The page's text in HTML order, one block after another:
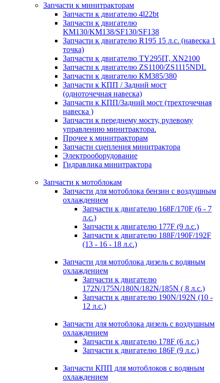
Запчасти к минитракторам
Запчасти к двигателю 4l22bt
Запчасти к двигателю
KM130/KM138/SF130/SF138
Запчасти к двигателю R195 15 л.с. (навеска 1
точка)
Запчасти к двигателю TY295IT, XN2100
Запчасти к двигателю ZS1100/ZS1115NDL
Запчасти к двигателю КМ385/380
Запчасти к КПП / Задний мост
(одноточечная навеска)
Запчасти к КПП/Задний мост (трехточечная
навеска )
Запчасти к переднему мосту, рулевому
управлению минитрактора.
Прочее к минитракторам
Запчасти сцепления минитрактора
Электрооборудование
Гидравлика минитрактора
Запчасти к мотоблокам
Запчасти для мотоблока бензин с воздушным
охлаждением
Запчасти к двигателю 168F/170F (6 - 7
л.с.)
Запчасти к двигателю 177F (9 л.с.)
Запчасти к двигателю 188F/190F/192F
(13 - 16 - 18 л.с.)
Запчасти для мотоблока дизель с водяным
охлаждением
Запчасти к двигателю
172N/175N/180N/182N/185N ( 8 л.с.)
Запчасти к двигателю 190N/192N (10 -
12 л.с.)
Запчасти для мотоблока дизель с воздушным
охлаждением
Запчасти к двигателю 178F (6 л.с.)
Запчасти к двигателю 186F (9 л.с.)
Запчасти КПП для мотоблоков с водяным
охлаждением